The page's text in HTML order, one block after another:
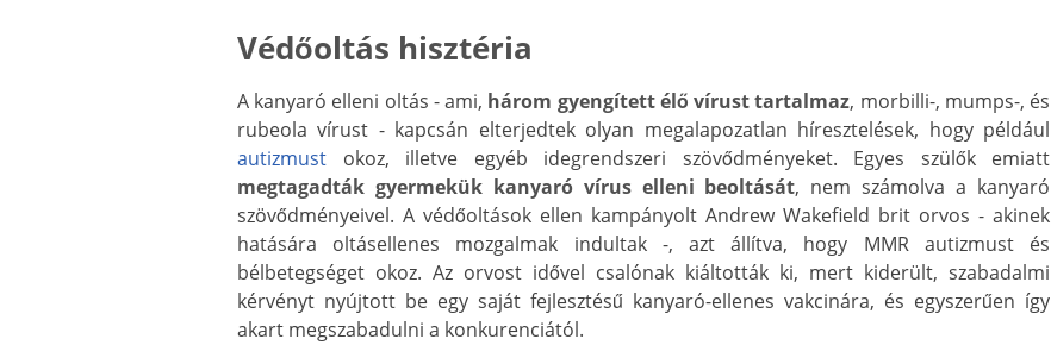
Védőoltás hisztéria
A kanyaró elleni oltás - ami, három gyengített élő vírust tartalmaz, morbilli-, mumps-, és
rubeola vírust - kapcsán elterjedtek olyan megalapozatlan híresztelések, hogy például
autizmust okoz, illetve egyéb idegrendszeri szövődményeket. Egyes szülők emiatt
megtagadták gyermekük kanyaró vírus elleni beoltását, nem számolva a kanyaró
szövődményeivel. A védőoltások ellen kampányolt Andrew Wakefield brit orvos - akinek
hatására oltásellenes mozgalmak indultak -, azt állítva, hogy MMR autizmust és
bélbetegséget okoz. Az orvost idővel csalónak kiáltották ki, mert kiderült, szabadalmi
kérvényt nyújtott be egy saját fejlesztésű kanyaró-ellenes vakcinára, és egyszerűen így
akart megszabadulni a konkurenciától.